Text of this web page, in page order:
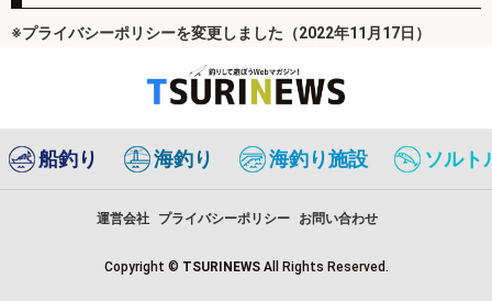
※プライバシーポリシーを変更しました（2022年11月17日）
船釣り 海釣り 海釣り施設 ソルト
運営会社 プライバシーポリシー お問い合わせ
Copyright © TSURINEWS All Rights Reserved.